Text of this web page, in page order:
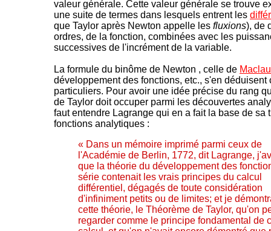
valeur générale. Cette valeur générale se trouve
une suite de termes dans lesquels entrent les
que Taylor après Newton appelle les fluxions), de
ordres, de la fonction, combinées avec les
successives de l'incrément de la variable.
La formule du binôme de Newton , celle de
développement des fonctions, etc., s'en déduisent
particuliers. Pour avoir une idée précise du rang
de Taylor doit occuper parmi les découvertes
faut entendre Lagrange qui en a fait la base de sa
fonctions analytiques :
« Dans un mémoire imprimé parmi ceux de
l'Académie de Berlin, 1772, dit Lagrange,
que la théorie du développement des
série contenait les vrais principes du calcul
différentiel, dégagés de toute considération
d'infiniment petits ou de limites; et je
cette théorie, le Théorème de Taylor, qu'on
regarder comme le principe fondamental de